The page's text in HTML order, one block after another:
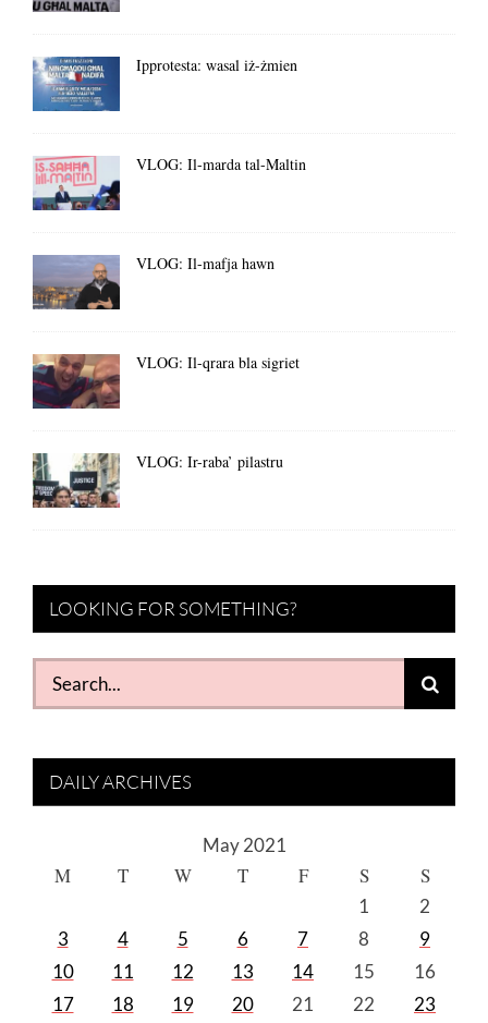
Ipprotesta: wasal iż-żmien
VLOG: Il-marda tal-Maltin
VLOG: Il-mafja hawn
VLOG: Il-qrara bla sigriet
VLOG: Ir-raba’ pilastru
LOOKING FOR SOMETHING?
Search
for:
DAILY ARCHIVES
May 2021
M T W T F S S
1
2
3
4 5 6 7 8
9
10
11 12 13 14 15
16
17
18 19 20 21 22 23